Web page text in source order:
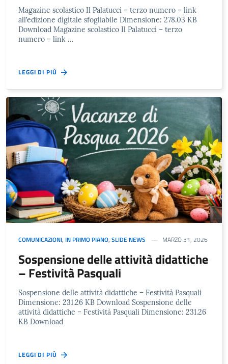
Magazine scolastico Il Palatucci – terzo numero – link
all’edizione digitale sfogliabile Dimensione: 278.03 KB
Download Magazine scolastico Il Palatucci – terzo
numero – link …
LEGGI DI PIÙ
COMUNICAZIONI, IN PRIMO PIANO, SLIDE NEWS MARZO 31, 2026
Sospensione delle attività didattiche
– Festività Pasquali
Sospensione delle attività didattiche – Festività Pasquali
Dimensione: 231.26 KB Download Sospensione delle
attività didattiche – Festività Pasquali Dimensione: 231.26
KB Download
LEGGI DI PIÙ